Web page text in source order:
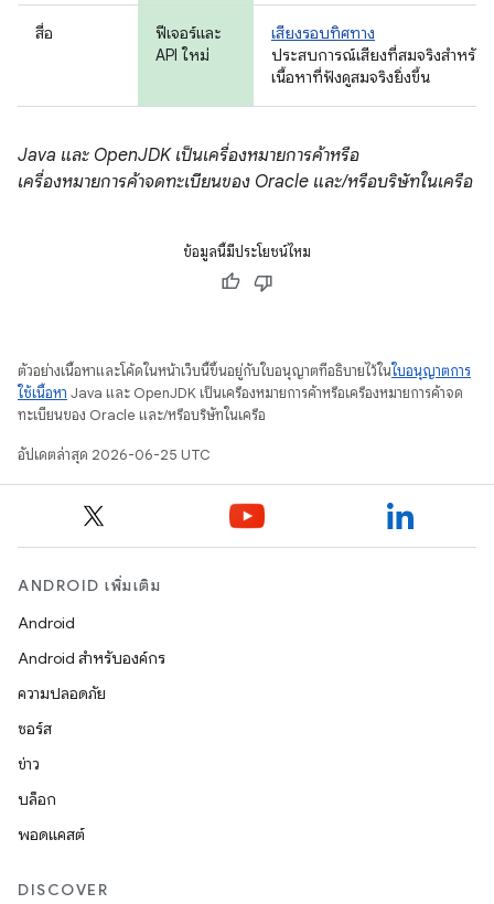
สื่อ
ฟีเจอร์และ
API ใหม่
เสียงรอบทิศทาง
ประสบการณ์เสียงที่สมจริงสำหรับ
เนื้อหาที่ฟังดูสมจริงยิ่งขึ้น
Java และ OpenJDK เป็นเครื่องหมายการค้าหรือ
เครื่องหมายการค้าจดทะเบียนของ Oracle และ/หรือบริษัทในเครือ
ข้อมูลนี้มีประโยชน์ไหม
ตัวอย่างเนื้อหาและโค้ดในหน้าเว็บนี้ขึ้นอยู่กับใบอนุญาตที่อธิบายไว้ในใบอนุญาตการ
ใช้เนื้อหา Java และ OpenJDK เป็นเครื่องหมายการค้าหรือเครื่องหมายการค้าจด
ทะเบียนของ Oracle และ/หรือบริษัทในเครือ
อัปเดตล่าสุด 2026-06-25 UTC
ANDROID เพิ่มเติม
Android
Android สำหรับองค์กร
ความปลอดภัย
ซอร์ส
ข่าว
บล็อก
พอดแคสต์
DISCOVER